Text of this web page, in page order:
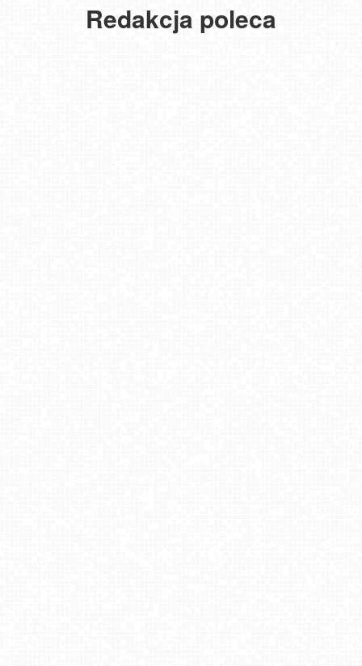
Redakcja poleca